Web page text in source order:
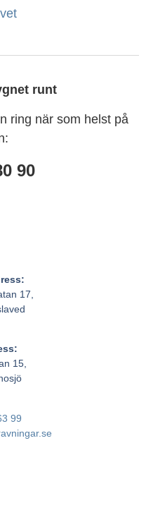
runt
ring när som helst på
90
17,
15,
99